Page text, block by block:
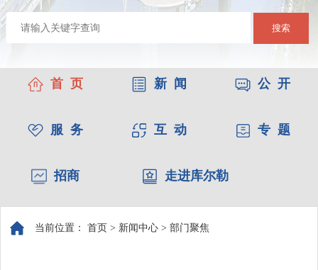
搜索
首 页 新 闻 公 开
服 务 互 动 专 题
招商 走进库尔勒
当前位置： 首页 > 新闻中心 > 部门聚焦